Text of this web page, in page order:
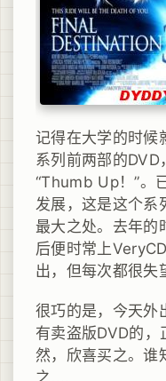
记得在大学的时
系列前两部的
“Thumb Up！”。
发展，这是这个系
最大之处。去年的
后便时常上
出，但每次都很失
很巧的是，今天外
有卖盗版DVD的，
然，欣喜买之。谁
之....